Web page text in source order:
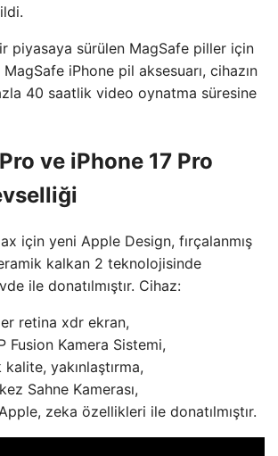
piyasaya sürülen MagSafe piller için
iPhone pil aksesuarı, cihazın
40 saatlik video oynatma süresine
ve iPhone 17 Pro
için yeni Apple Design, fırçalanmış
kalkan 2 teknolojisinde
ile donatılmıştır. Cihaz:
retina xdr ekran,
Fusion Kamera Sistemi,
yakınlaştırma,
Sahne Kamerası,
zeka özellikleri ile donatılmıştır.